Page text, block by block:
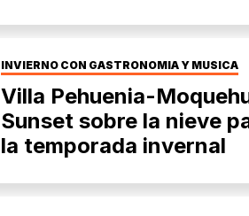
INVIERNO CON GASTRONOMÍA Y MÚSICA
Villa Pehuenia-
Sunset sobre la nieve
la temporada invernal